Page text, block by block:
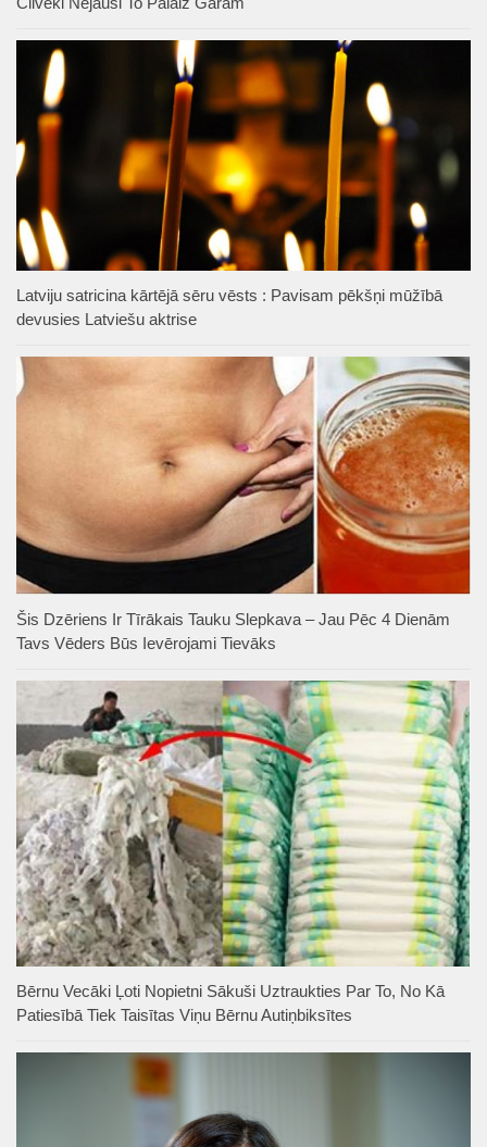
Latviju satricina kārtējā sēru vēsts : Pavisam pēkšņi mūžībā
devusies Latviešu aktrise
Šis Dzēriens Ir Tīrākais Tauku Slepkava – Jau Pēc 4 Dienām
Tavs Vēders Būs Ievērojami Tievāks
Bērnu Vecāki Ļoti Nopietni Sākuši Uztraukties Par To, No Kā
Patiesībā Tiek Taisītas Viņu Bērnu Autiņbiksītes